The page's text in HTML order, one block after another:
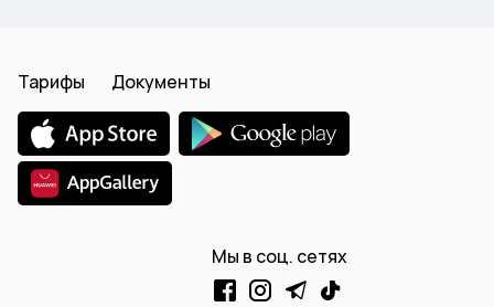
Тарифы Документы
Мы в соц. сетях